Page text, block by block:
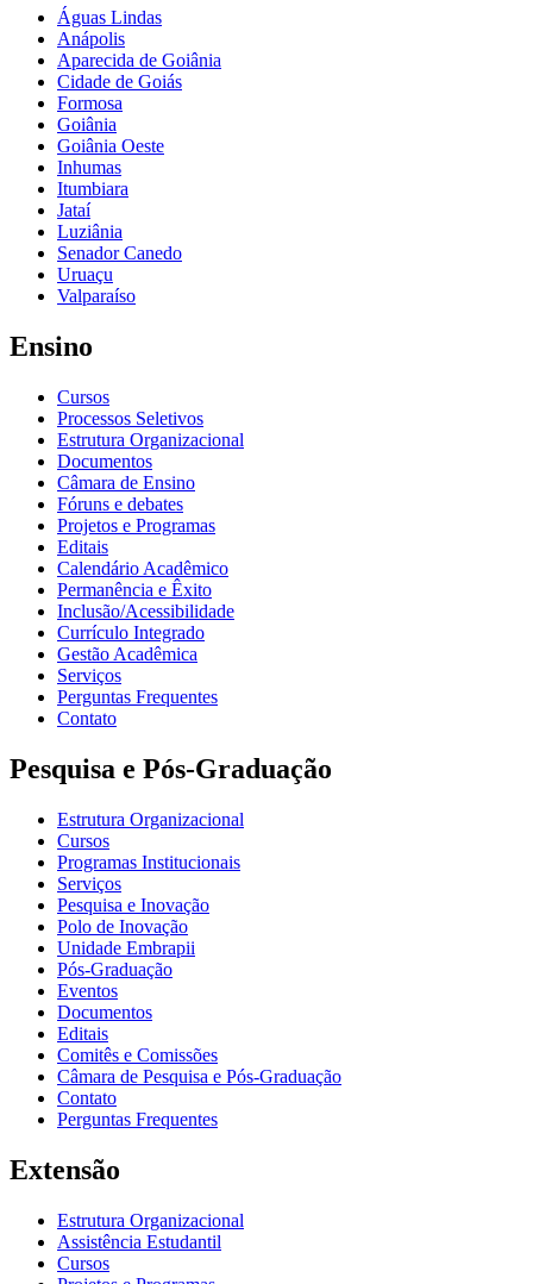
Águas Lindas
Anápolis
Aparecida de Goiânia
Cidade de Goiás
Formosa
Goiânia
Goiânia Oeste
Inhumas
Itumbiara
Jataí
Luziânia
Senador Canedo
Uruaçu
Valparaíso
Ensino
Cursos
Processos Seletivos
Estrutura Organizacional
Documentos
Câmara de Ensino
Fóruns e debates
Projetos e Programas
Editais
Calendário Acadêmico
Permanência e Êxito
Inclusão/Acessibilidade
Currículo Integrado
Gestão Acadêmica
Serviços
Perguntas Frequentes
Contato
Pesquisa e Pós-Graduação
Estrutura Organizacional
Cursos
Programas Institucionais
Serviços
Pesquisa e Inovação
Polo de Inovação
Unidade Embrapii
Pós-Graduação
Eventos
Documentos
Editais
Comitês e Comissões
Câmara de Pesquisa e Pós-Graduação
Contato
Perguntas Frequentes
Extensão
Estrutura Organizacional
Assistência Estudantil
Cursos